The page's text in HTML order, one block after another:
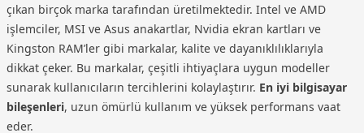
çıkan birçok marka tarafından üretilmektedir. Intel ve AMD
işlemciler, MSI ve Asus anakartlar, Nvidia ekran kartları ve
Kingston RAM’ler gibi markalar, kalite ve dayanıklılıklarıyla
dikkat çeker. Bu markalar, çeşitli ihtiyaçlara uygun modeller
sunarak kullanıcıların tercihlerini kolaylaştırır. En iyi bilgisayar
bileşenleri, uzun ömürlü kullanım ve yüksek performans vaat
eder.